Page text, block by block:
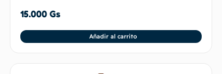
15.000 Gs
Añadir al carrito